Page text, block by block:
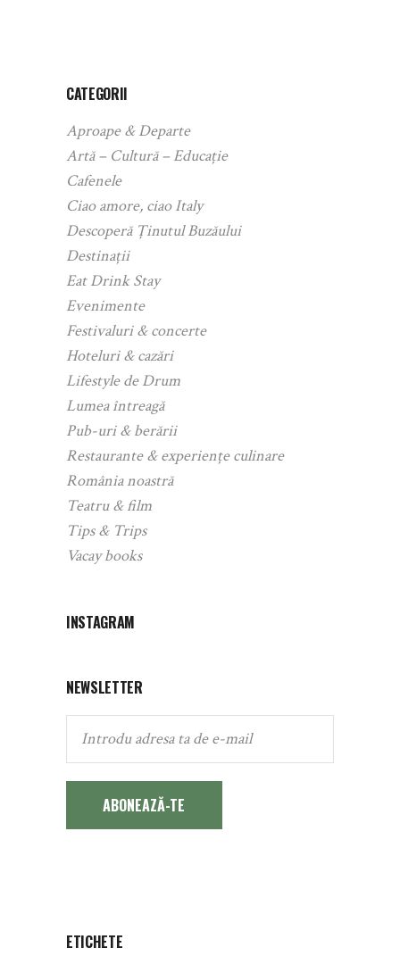
CATEGORII
Aproape & Departe
Artă – Cultură – Educație
Cafenele
Ciao amore, ciao Italy
Descoperă Ținutul Buzăului
Destinații
Eat Drink Stay
Evenimente
Festivaluri & concerte
Hoteluri & cazări
Lifestyle de Drum
Lumea întreagă
Pub-uri & berării
Restaurante & experiențe culinare
România noastră
Teatru & film
Tips & Trips
Vacay books
INSTAGRAM
NEWSLETTER
ABONEAZĂ-TE
ETICHETE